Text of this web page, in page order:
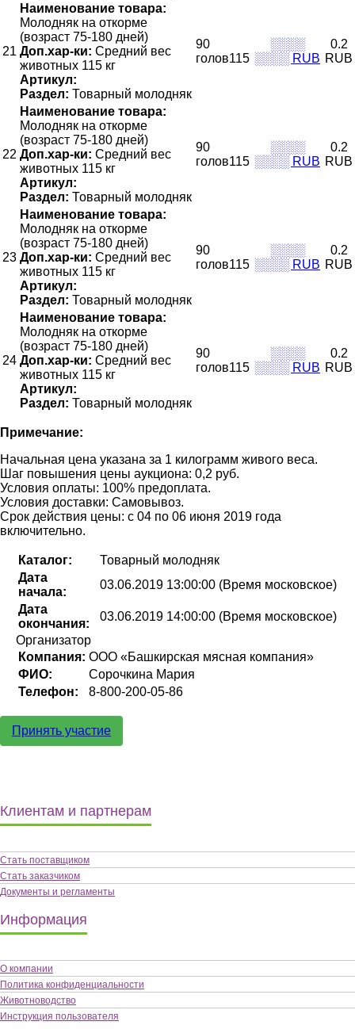
21
Наименование товара:
Молодняк на откорме
(возраст 75-180 дней)
Доп.хар-ки: Средний вес
животных 115 кг
Артикул:
Раздел: Товарный молодняк
90
голов115
░░░░
░░░░ RUB
0.2
RUB
22
Наименование товара:
Молодняк на откорме
(возраст 75-180 дней)
Доп.хар-ки: Средний вес
животных 115 кг
Артикул:
Раздел: Товарный молодняк
90
голов115
░░░░
░░░░ RUB
0.2
RUB
23
Наименование товара:
Молодняк на откорме
(возраст 75-180 дней)
Доп.хар-ки: Средний вес
животных 115 кг
Артикул:
Раздел: Товарный молодняк
90
голов115
░░░░
░░░░ RUB
0.2
RUB
24
Наименование товара:
Молодняк на откорме
(возраст 75-180 дней)
Доп.хар-ки: Средний вес
животных 115 кг
Артикул:
Раздел: Товарный молодняк
90
голов115
░░░░
░░░░ RUB
0.2
RUB
Примечание:
Начальная цена указана за 1 килограмм живого веса.
Шаг повышения цены аукциона: 0,2 руб.
Условия оплаты: 100% предоплата.
Условия доставки: Самовывоз.
Срок действия цены: с 04 по 06 июня 2019 года
включительно.
Каталог:
Товарный молодняк
Дата
начала:
03.06.2019 13:00:00 (Время московское)
Дата
окончания:
03.06.2019 14:00:00 (Время московское)
Организатор
Компания: ООО «Башкирская мясная компания»
ФИО:
Сорочкина Мария
Телефон:
8-800-200-05-86
Принять участие
Клиентам и партнерам
Стать поставщиком
Стать заказчиком
Документы и регламенты
Информация
О компании
Политика конфиденциальности
Животноводство
Инструкция пользователя